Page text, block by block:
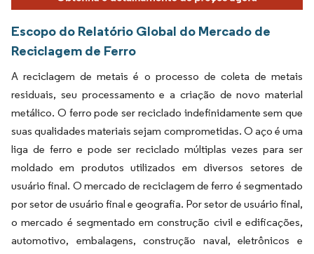
Escopo do Relatório Global do Mercado de
Reciclagem de Ferro
A reciclagem de metais é o processo de coleta de metais
residuais, seu processamento e a criação de novo material
metálico. O ferro pode ser reciclado indefinidamente sem que
suas qualidades materiais sejam comprometidas. O aço é uma
liga de ferro e pode ser reciclado múltiplas vezes para ser
moldado em produtos utilizados em diversos setores de
usuário final. O mercado de reciclagem de ferro é segmentado
por setor de usuário final e geografia. Por setor de usuário final,
o mercado é segmentado em construção civil e edificações,
automotivo, embalagens, construção naval, eletrônicos e